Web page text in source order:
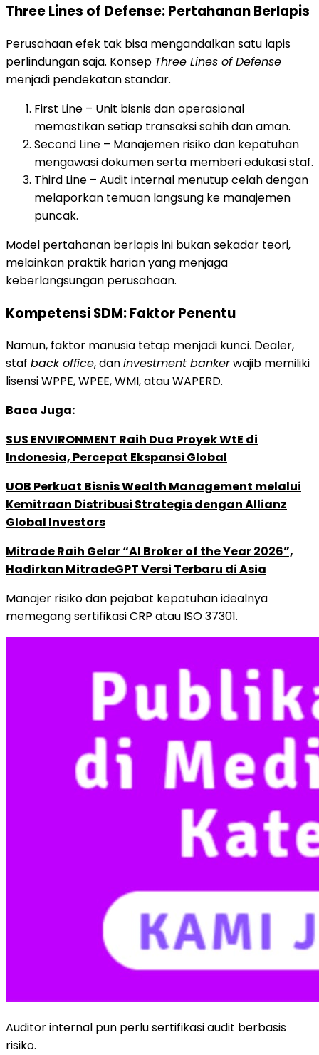
Three Lines of Defense: Pertahanan Berlapis
Perusahaan efek tak bisa mengandalkan satu lapis
perlindungan saja. Konsep Three Lines of Defense
menjadi pendekatan standar.
First Line – Unit bisnis dan operasional
memastikan setiap transaksi sahih dan aman.
Second Line – Manajemen risiko dan kepatuhan
mengawasi dokumen serta memberi edukasi staf.
Third Line – Audit internal menutup celah dengan
melaporkan temuan langsung ke manajemen
puncak.
Model pertahanan berlapis ini bukan sekadar teori,
melainkan praktik harian yang menjaga
keberlangsungan perusahaan.
Kompetensi SDM: Faktor Penentu
Namun, faktor manusia tetap menjadi kunci. Dealer,
staf back office, daninvestment bankerwajib memiliki
lisensi WPPE, WPEE, WMI, atau WAPERD.
Baca Juga:
SUS ENVIRONMENT Raih Dua Proyek WtE di
Indonesia, Percepat Ekspansi Global
UOB Perkuat Bisnis Wealth Management melalui
Kemitraan Distribusi Strategis dengan Allianz
Global Investors
Mitrade Raih Gelar “AI Broker of the Year 2026”,
Hadirkan MitradeGPT Versi Terbaru di Asia
Manajer risiko dan pejabat kepatuhan idealnya
memegang sertifikasi CRP atau ISO 37301.
Auditor internal pun perlu sertifikasi audit berbasis
risiko.